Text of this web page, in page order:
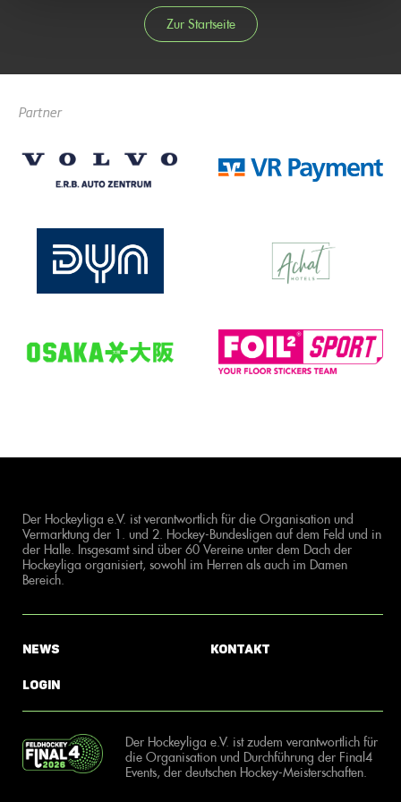
Zur Startseite
Partner
Der Hockeyliga e.V. ist verantwortlich für die Organisation und
Vermarktung der 1. und 2. Hockey-Bundesligen auf dem Feld und in
der Halle. Insgesamt sind über 60 Vereine unter dem Dach der
Hockeyliga organisiert, sowohl im Herren als auch im Damen
Bereich.
News
Login
Kontakt
Der Hockeyliga e.V. ist zudem verantwortlich für
die Organisation und Durchführung der Final4
Events, der deutschen Hockey-Meisterschaften.